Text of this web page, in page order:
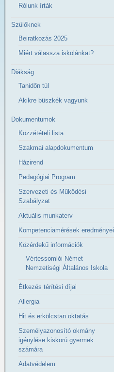
Rólunk írták
Szülőknek
Beiratkozás 2025
Miért válassza iskolánkat?
Diákság
Tanidőn túl
Akikre büszkék vagyunk
Dokumentumok
Közzétételi lista
Szakmai alapdokumentum
Házirend
Pedagógiai Program
Szervezeti és Működési
Szabályzat
Aktuális munkaterv
Kompetenciamérések eredményei
Közérdekű információk
Vértessomlói Német
Nemzetiségi Általános Iskola
Étkezés térítési díjai
Allergia
Hit és erkölcstan oktatás
Személyazonosító okmány
igénylése kiskorú gyermek
számára
Adatvédelem